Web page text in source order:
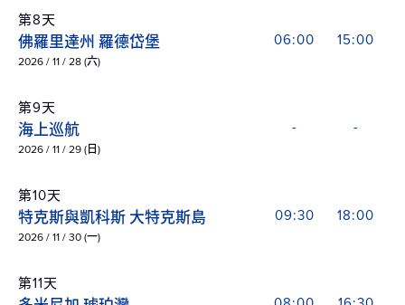
第8天
佛羅里達州 羅德岱堡
2026 / 11 / 28 (六)
06:00 15:00
第9天
海上巡航
2026 / 11 / 29 (日)
- -
第10天
特克斯與凱科斯 大特克斯島
2026 / 11 / 30 (一)
09:30 18:00
第11天